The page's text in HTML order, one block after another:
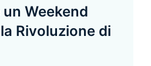
Weekend
Rivoluzione di